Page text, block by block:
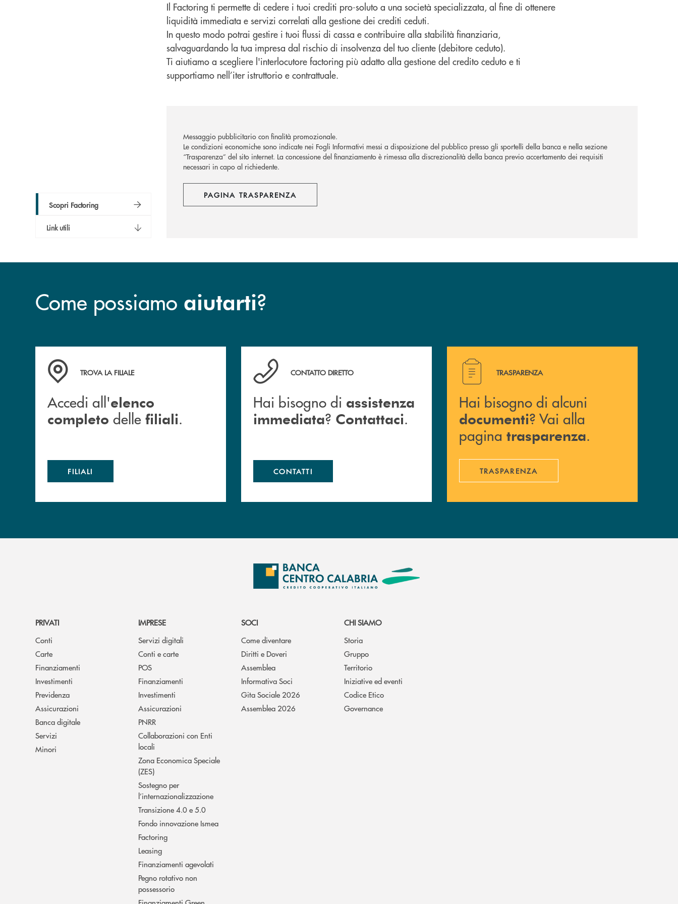
Scopri Factoring
Link utili
Il Factoring ti permette di cedere i tuoi crediti pro-soluto a una società specializzata, al fine di ottenere
liquidità immediata e servizi correlati alla gestione dei crediti ceduti.
In questo modo potrai gestire i tuoi flussi di cassa e contribuire alla stabilità finanziaria,
salvaguardando la tua impresa dal rischio di insolvenza del tuo cliente (debitore ceduto).
Ti aiutiamo a scegliere l'interlocutore factoring più adatto alla gestione del credito ceduto e ti
supportiamo nell’iter istruttorio e contrattuale.
Messaggio pubblicitario con finalità promozionale.
Le condizioni economiche sono indicate nei Fogli Informativi messi a disposizione del pubblico presso gli sportelli della banca e nella sezione
“Trasparenza” del sito internet. La concessione del finanziamento è rimessa alla discrezionalità della banca previo accertamento dei requisiti
necessari in capo al richiedente.
PAGINA TRASPARENZA
Come possiamo aiutarti?
Accedi all' elenco completo delle filiali .
TROVA LA FILIALE
Accedi all'elenco
completo delle filiali.
FILIALI
Hai bisogno di assistenza immediata ? Contattaci .
CONTATTO DIRETTO
Hai bisogno di assistenza
immediata? Contattaci.
CONTATTI
Hai bisogno di alcuni documenti ? Vai alla pagina
TRASPARENZA
Hai bisogno di alcuni
documenti? Vai alla
pagina trasparenza.
TRASPARENZA
PRIVATI
Conti
Carte
Finanziamenti
Investimenti
Previdenza
Assicurazioni
Banca digitale
Servizi
Minori
IMPRESE
Servizi digitali
Conti e carte
POS
Finanziamenti
Investimenti
Assicurazioni
PNRR
Collaborazioni con Enti
locali
Zona Economica Speciale
(ZES)
Sostegno per
l’internazionalizzazione
Transizione 4.0 e 5.0
Fondo innovazione Ismea
Factoring
Leasing
Finanziamenti agevolati
Pegno rotativo non
possessorio
SOCI
Come diventare
Diritti e Doveri
Assemblea
Informativa Soci
Gita Sociale 2026
Assemblea 2026
CHI SIAMO
Storia
Gruppo
Territorio
Iniziative ed eventi
Codice Etico
Governance